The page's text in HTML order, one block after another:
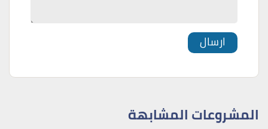
المشروعات المشابهة